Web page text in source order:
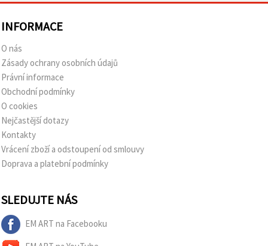
INFORMACE
O nás
Zásady ochrany osobních údajů
Právní informace
Obchodní podmínky
O cookies
Nejčastější dotazy
Kontakty
Vrácení zboží a odstoupení od smlouvy
Doprava a platební podmínky
SLEDUJTE NÁS
EM ART na Facebooku